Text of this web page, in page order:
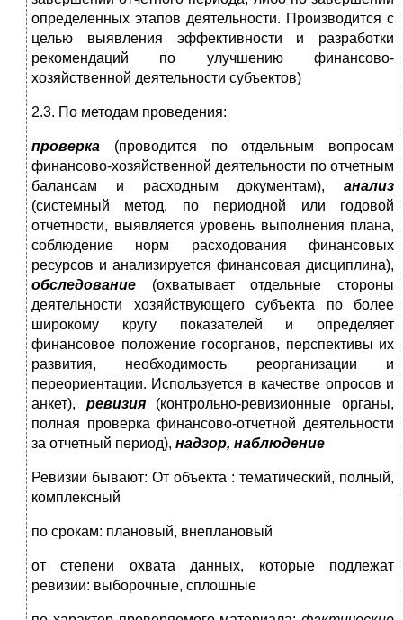
определенных этапов деятельности. Производится с
целью выявления эффективности и разработки
рекомендаций по улучшению финансово-
хозяйственной деятельности субъектов)
2.3. По методам проведения:
проверка (проводится по отдельным вопросам
финансово-хозяйственной деятельности по отчетным
балансам и расходным документам), анализ
(системный метод, по периодной или годовой
отчетности, выявляется уровень выполнения плана,
соблюдение норм расходования финансовых
ресурсов и анализируется финансовая дисциплина),
обследование (охватывает отдельные стороны
деятельности хозяйствующего субъекта по более
широкому кругу показателей и определяет
финансовое положение госорганов, перспективы их
развития, необходимость реорганизации и
переориентации. Используется в качестве опросов и
анкет), ревизия(контрольно-ревизионные органы,
полная проверка финансово-отчетной деятельности
за отчетный период), надзор, наблюдение
Ревизии бывают: От объекта : тематический, полный,
комплексный
по срокам: плановый, внеплановый
от степени охвата данных, которые подлежат
ревизии: выборочные, сплошные